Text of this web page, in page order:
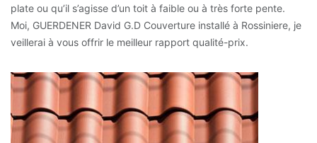
plate ou qu’il s’agisse d’un toit à faible ou à très forte pente.
Moi, GUERDENER David G.D Couverture installé à Rossiniere, je
veillerai à vous offrir le meilleur rapport qualité-prix.